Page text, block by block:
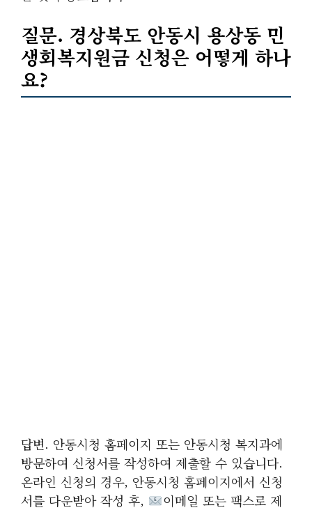
질문. 경상북도 안동시 용상동 민
생회복지원금 신청은 어떻게 하나
요?
답변. 안동시청 홈페이지 또는 안동시청 복지과에
방문하여 신청서를 작성하여 제출할 수 있습니다.
온라인 신청의 경우, 안동시청 홈페이지에서 신청
서를 다운받아 작성 후,
이메일 또는 팩스로 제